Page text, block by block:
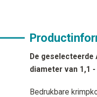
De
diameter van 1,1 -
Bedrukbare